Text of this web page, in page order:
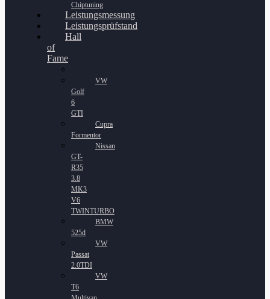
Chiptuning
Leistungsmessung
Leistungsprüfstand
Hall
of
Fame
VW
Golf
6
GTI
Cupra
Formentor
Nissan
GT-
R35
3.8
MK3
V6
TWINTURBO
BMW
525d
VW
Passat
2.0TDI
VW
T6